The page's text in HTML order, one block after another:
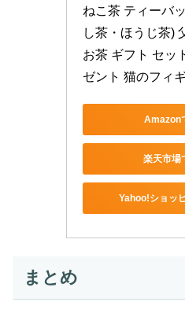
ねこ茶 ティーバ
し茶・ほうじ茶)
お茶 ギフト セッ
ゼント 猫のフィ
Amazon
楽天市場
Yahoo!ショッ
まとめ